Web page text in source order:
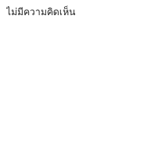
ไม่มีความคิดเห็น